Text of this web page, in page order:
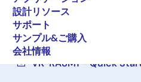
設計リソース
サポート
サンプル&ご購入
会社情報
ご購入
VK-RA8M1 v2 - Design
VK-RA8M1 - Quick